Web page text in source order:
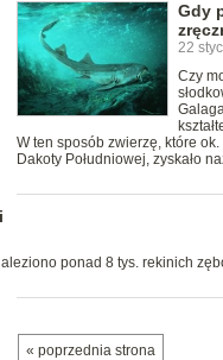
Gdy
22
Czy
W ten sposób zwierzę, które
Dakoty Południowej, zyskało
ponad 8 tys. rekinich
« poprzednia strona